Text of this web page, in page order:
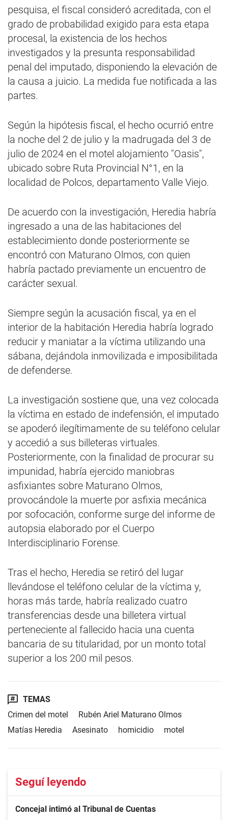
pesquisa, el fiscal consideró acreditada, con el
grado de probabilidad exigido para esta etapa
procesal, la existencia de los hechos
investigados y la presunta responsabilidad
penal del imputado, disponiendo la elevación de
la causa a juicio. La medida fue notificada a las
partes.
Según la hipótesis fiscal, el hecho ocurrió entre
la noche del 2 de julio y la madrugada del 3 de
julio de 2024 en el motel alojamiento "Oasis",
ubicado sobre Ruta Provincial N°1, en la
localidad de Polcos, departamento Valle Viejo.
De acuerdo con la investigación, Heredia habría
ingresado a una de las habitaciones del
establecimiento donde posteriormente se
encontró con Maturano Olmos, con quien
habría pactado previamente un encuentro de
carácter sexual.
Siempre según la acusación fiscal, ya en el
interior de la habitación Heredia habría logrado
reducir y maniatar a la víctima utilizando una
sábana, dejándola inmovilizada e imposibilitada
de defenderse.
La investigación sostiene que, una vez colocada
la víctima en estado de indefensión, el imputado
se apoderó ilegítimamente de su teléfono celular
y accedió a sus billeteras virtuales.
Posteriormente, con la finalidad de procurar su
impunidad, habría ejercido maniobras
asfixiantes sobre Maturano Olmos,
provocándole la muerte por asfixia mecánica
por sofocación, conforme surge del informe de
autopsia elaborado por el Cuerpo
Interdisciplinario Forense.
Tras el hecho, Heredia se retiró del lugar
llevándose el teléfono celular de la víctima y,
horas más tarde, habría realizado cuatro
transferencias desde una billetera virtual
perteneciente al fallecido hacia una cuenta
bancaria de su titularidad, por un monto total
superior a los 200 mil pesos.
TEMAS
Crimen del motel
Rubén Ariel Maturano Olmos
Matías Heredia
Asesinato homicidio motel
Seguí leyendo
Concejal intimó al Tribunal de Cuentas